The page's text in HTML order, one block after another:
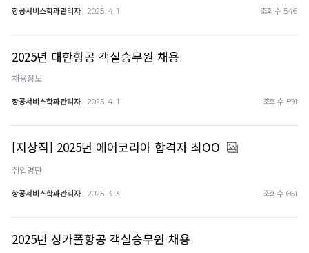
항공서비스학과관리자 2025. 4. 1 조회수 546
2025년 대한항공 객실승무원 채용
채용정보
항공서비스학과관리자 2025. 4. 1 조회수 591
[지상직] 2025년 에어코리아 합격자 최OO
취업명단
항공서비스학과관리자 2025. 3. 31 조회수 661
2025년 싱가폴항공 객실승무원 채용